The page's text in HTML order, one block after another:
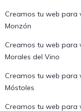
Creamos tu web para
Monzón
Creamos tu web para
Morales del Vino
Creamos tu web para
Móstoles
Creamos tu web para